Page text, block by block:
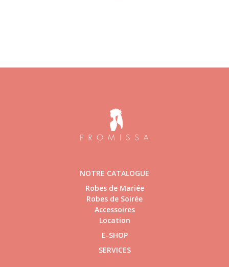
NOTRE CATALOGUE
Robes de Mariée
Robes de Soirée
Accessoires
Location
E-SHOP
SERVICES